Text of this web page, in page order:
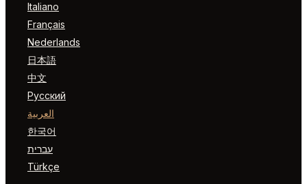
Italiano
Français
Nederlands
日本語
中文
Русский
العربية
한국어
עברית
Türkçe